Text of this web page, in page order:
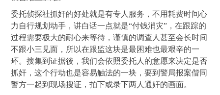
委托侦探社抓奸的好处就是有专人服务，不用耗费时间心
力自行规划动手，讲白话一点就是“付钱消灾”，在跟踪的
过程需要极大的耐心来等待，谨慎的调查人甚至会长时间
不跟小三见面，所以在跟监这块是最困难也最艰辛的一
环。搜集到证据後，我们会依照委托人的意愿来决定是否
抓奸，这个行动也是容易触法的一块，要到警局报案偕同
警方一起到现场搜证，拍下或录下两人通奸的画面。